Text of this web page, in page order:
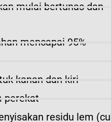
mulai bertunas dan
mencapai 95%
kanan dan kiri
perekat
residu lem